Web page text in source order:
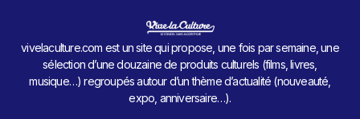
vivelaculture.com est un site qui propose, une fois par semaine, une
sélection d’une douzaine de produits culturels (films, livres,
musique…) regroupés autour d’un thème d’actualité (nouveauté,
expo, anniversaire…).